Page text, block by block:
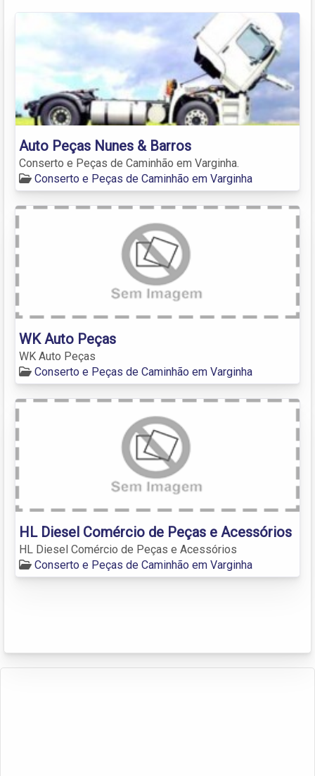
Auto Peças Nunes & Barros
Conserto e Peças de Caminhão em Varginha.
Conserto e Peças de Caminhão em Varginha
WK Auto Peças
WK Auto Peças
Conserto e Peças de Caminhão em Varginha
HL Diesel Comércio de Peças e Acessórios
HL Diesel Comércio de Peças e Acessórios
Conserto e Peças de Caminhão em Varginha